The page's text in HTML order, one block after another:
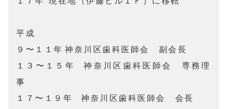
平成
９〜１１年	神奈川区歯科医師会　副会長
１３〜１５年	神奈川区歯科医師会　専務理
事
１７〜１９年	神奈川区歯科医師会　会長